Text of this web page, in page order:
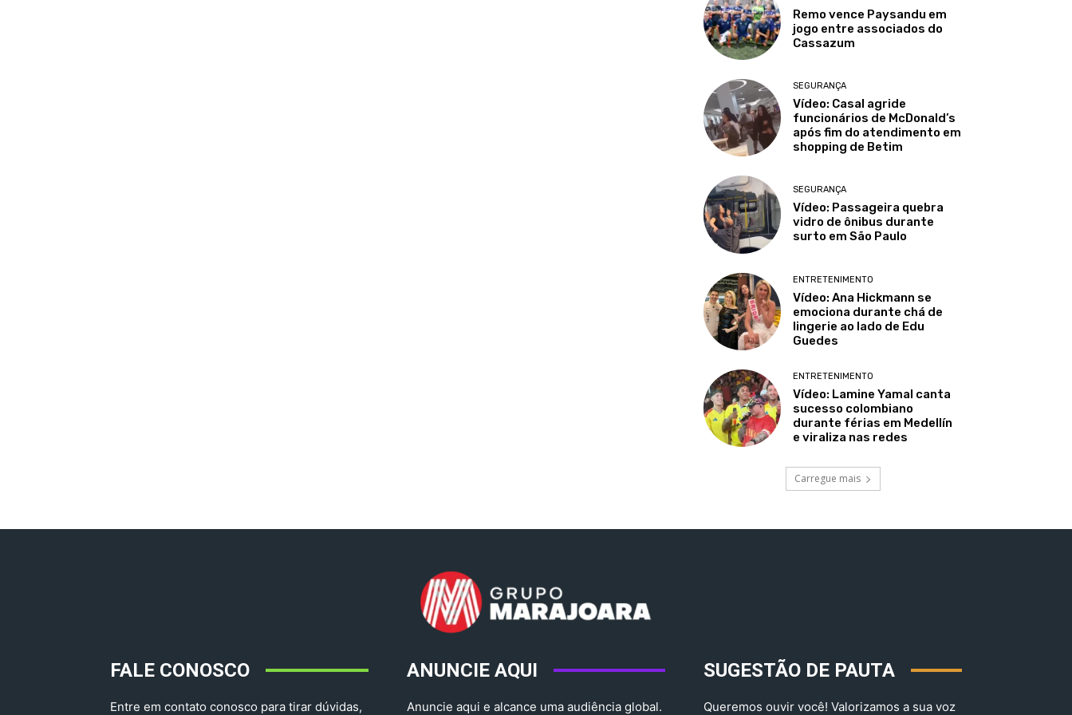
Remo vence Paysandu em
jogo entre associados do
Cassazum
SEGURANÇA
Vídeo: Casal agride
funcionários de McDonald’s
após fim do atendimento em
shopping de Betim
SEGURANÇA
Vídeo: Passageira quebra
vidro de ônibus durante
surto em São Paulo
ENTRETENIMENTO
Vídeo: Ana Hickmann se
emociona durante chá de
lingerie ao lado de Edu
Guedes
ENTRETENIMENTO
Vídeo: Lamine Yamal canta
sucesso colombiano
durante férias em Medellín
e viraliza nas redes
Carregue mais
FALE CONOSCO
Entre em contato conosco para tirar dúvidas,
ANUNCIE AQUI
Anuncie aqui e alcance uma audiência global.
SUGESTÃO DE PAUTA
Queremos ouvir você! Valorizamos a sua voz